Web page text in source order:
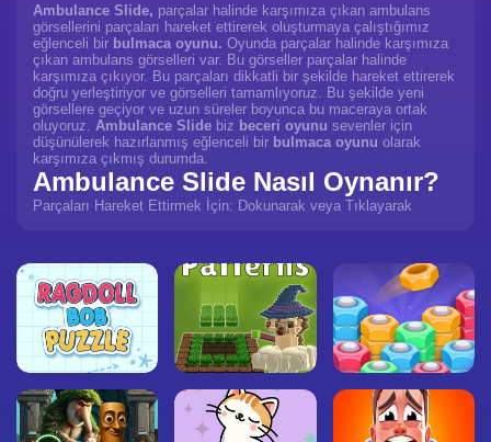
Ambulance Slide, parçalar halinde karşımıza çıkan ambulans
görsellerini parçaları hareket ettirerek oluşturmaya çalıştığımız
eğlenceli bir bulmaca oyunu. Oyunda parçalar halinde karşımıza
çıkan ambulans görselleri var. Bu görseller parçalar halinde
karşımıza çıkıyor. Bu parçaları dikkatli bir şekilde hareket ettirerek
doğru yerleştiriyor ve görselleri tamamlıyoruz. Bu şekilde yeni
görsellere geçiyor ve uzun süreler boyunca bu maceraya ortak
oluyoruz. Ambulance Slide biz beceri oyunu sevenler için
düşünülerek hazırlanmış eğlenceli bir bulmaca oyunu olarak
karşımıza çıkmış durumda.
Ambulance Slide Nasıl Oynanır?
Parçaları Hareket Ettirmek İçin: Dokunarak veya Tıklayarak